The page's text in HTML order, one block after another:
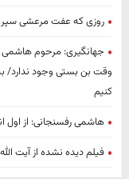
روزی که عفت مرعشی
جهانگیری: مرحوم
وقت بن بستی وجود ندارد/
کنیم
هاشمی رفسنجانی: از اول
فیلم دیده نشده از آیت